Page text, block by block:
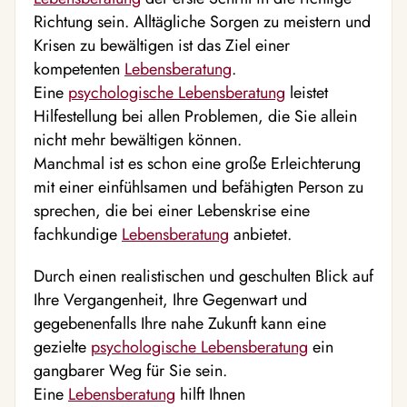
Richtung sein. Alltägliche Sorgen zu meistern und
Krisen zu bewältigen ist das Ziel einer
kompetenten Lebensberatung.
Eine psychologische Lebensberatung leistet
Hilfestellung bei allen Problemen, die Sie allein
nicht mehr bewältigen können.
Manchmal ist es schon eine große Erleichterung
mit einer einfühlsamen und befähigten Person zu
sprechen, die bei einer Lebenskrise eine
fachkundige Lebensberatung anbietet.
Durch einen realistischen und geschulten Blick auf
Ihre Vergangenheit, Ihre Gegenwart und
gegebenenfalls Ihre nahe Zukunft kann eine
gezielte psychologische Lebensberatung ein
gangbarer Weg für Sie sein.
Eine Lebensberatung hilft Ihnen